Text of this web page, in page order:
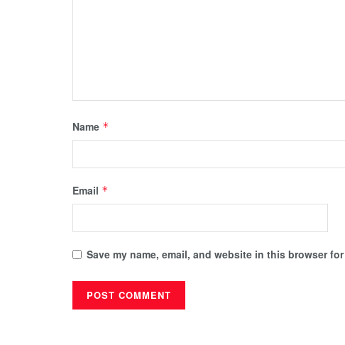
Name *
Email *
Save my name, email, and website in this browser